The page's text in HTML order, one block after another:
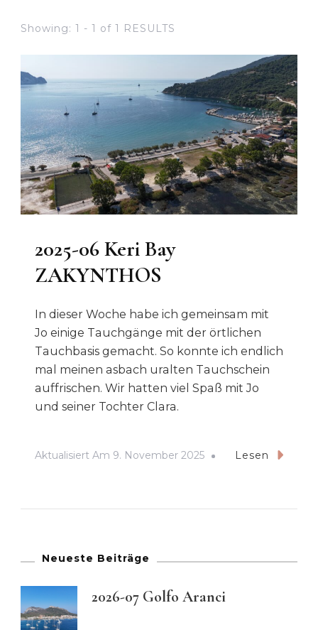
Showing: 1 - 1 of 1 RESULTS
2025-06 Keri Bay
ZAKYNTHOS
In dieser Woche habe ich gemeinsam mit
Jo einige Tauchgänge mit der örtlichen
Tauchbasis gemacht. So konnte ich endlich
mal meinen asbach uralten Tauchschein
auffrischen. Wir hatten viel Spaß mit Jo
und seiner Tochter Clara.
Aktualisiert Am 9. November 2025 Lesen
Neueste Beiträge
2026-07 Golfo Aranci